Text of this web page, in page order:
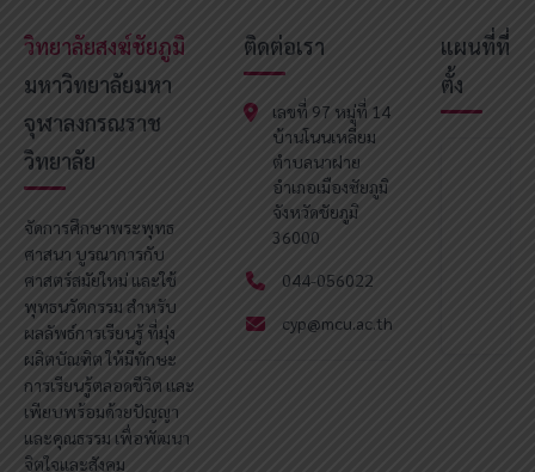
วิทยาลัยสงฆ์ชัยภูมิ
มหาวิทยาลัยมหา
จุฬาลงกรณราช
วิทยาลัย
จัดการศึกษาพระพุทธ
ศาสนา บูรณาการกับ
ศาสตร์สมัยใหม่ และใช้
พุทธนวัตกรรม สำหรับ
ผลลัพธ์การเรียนรู้ ที่มุ่ง
ผลิตบัณฑิต ให้มีทักษะ
การเรียนรู้ตลอดชีวิต และ
เพียบพร้อมด้วยปัญญา
และคุณธรรม เพื่อพัฒนา
จิตใจและสังคม
ติดต่อเรา
เลขที่ 97 หมู่ที่ 14
บ้านโนนเหลี่ยม
ตำบลนาฝาย
อำเภอเมืองชัยภูมิ
จังหวัดชัยภูมิ
36000
044-056022
cyp@mcu.ac.th
แผนที่ที่
ตั้ง